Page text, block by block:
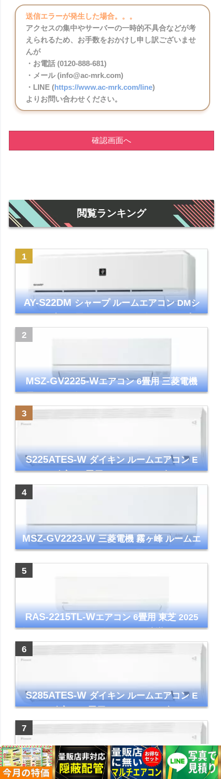
送信エラーが発生した場合。。。
アクセスの集中やサーバーの一時的不具合などが考
えられるため、お手数をおかけし申し訳ございませ
んが
・お電話 (0120-888-681)
・メール (info@ac-mrk.com)
・LINE (https://www.ac-mrk.com/line)
よりお問い合わせください。
確認画面へ
閲覧ランキング
AY-S22DMシャープ ルームエアコン DMシ
リーズ 主に6畳 ホワイト 2024年モデル プラ
MSZ-GV2225-Wエアコン 6畳用 三菱電機
霧ヶ峰 2025年モデル GVシリーズ ピュアホ
ワイト 清潔 除湿 単相100V
S225ATES-Wダイキン ルームエアコン E
シリーズ 主に6畳用 ホワイト 2025年モデル
MSZ-GV2223-W三菱電機 霧ヶ峰 ルームエ
アコン GVシリーズ おもに6畳用 ピュアホワ
RAS-2215TL-Wエアコン 6畳用 東芝 2025
年モデル TLシリーズ ホワイト 壁掛け クーラ
ー コンパクト 清潔
S285ATES-Wダイキン ルームエアコン E
シリーズ 主に10畳用 ホワイト 2025年モデル
コンパクトモデル ストリーマ
S565ATEP-Wダイキン ルームエアコン E